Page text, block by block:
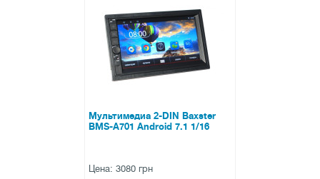
0 отзывов
Мультимедиа 2-DIN Baxster
BMS-A701 Android 7.1 1/16
Цена: 3080 грн